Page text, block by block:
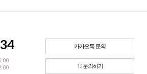
카카오톡 문의
1:1문의하기